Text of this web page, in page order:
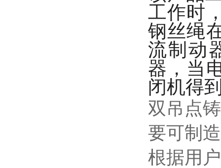
工作时
钢丝绳
流制动
器，当
闭机得
双吊点
要可制
根据用